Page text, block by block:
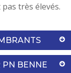
très élevés.
PN BENNE